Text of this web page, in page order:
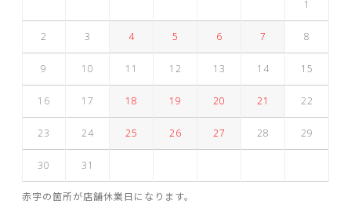
1
2 3 4 5 6 7 8
9 10 11 12 13 14 15
16 17 18 19 20 21 22
23 24 25 26 27 28 29
30 31
赤字の箇所が店舗休業日になります。